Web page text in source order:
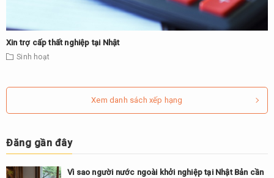
Xin trợ cấp thất nghiệp tại Nhật
Sinh hoạt
Xem danh sách xếp hạng
Đăng gần đây
Vì sao người nước ngoài khởi nghiệp tại Nhật Bản cần